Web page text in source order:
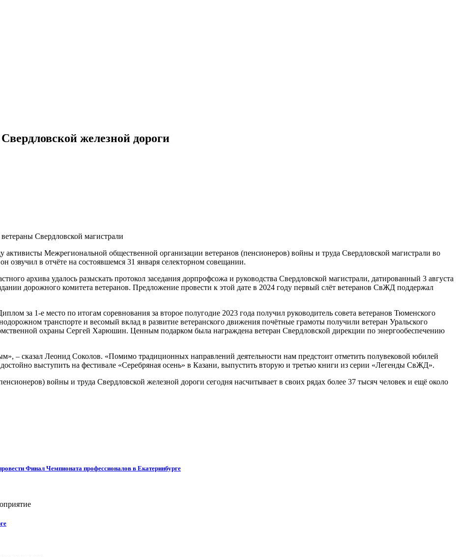
железной дороги
Свердловской магистрали
Межрегиональной общественной организации ветеранов (пенсионеров) войны и труда Свердловской магистрали во
в отчёте на состоявшемся 31 января селекторном совещании.
архива удалось разыскать протокол заседания дорпрофсожа и руководства Свердловской магистрали, датированный 3 августа
дорожного комитета ветеранов. Предложение провести к этой дате в 2024 году первый слёт ветеранов СвЖД поддержал
за 1-е место по итогам соревнования за второе полугодие 2023 года получил руководитель совета ветеранов Тюменского
транспорте и весомый вклад в развитие ветеранского движения почётные грамоты получили ветеран Уральского
охраны Сергей Харюшин. Ценным подарком была награждена ветеран Свердловской дирекции по энергообеспечению
– сказал Леонид Соколов. «Помимо традиционных направлений деятельности нам предстоит отметить полувековой юбилей
выступить на фестивале «Серебряная осень» в Казани, выпустить вторую и третью книги из серии «Легенды СвЖД».
войны и труда Свердловской железной дороги сегодня насчитывает в своих рядах более 37 тысяч человек и ещё около
Финал Чемпионата профессионалов в Екатеринбурге